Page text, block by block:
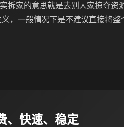
拆家的意思就是去别人家掠夺资
，一般情况下是不建议直接将整
、快速、稳定